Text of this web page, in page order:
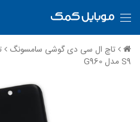
تاچ ال سی دی گوشی سامسونگ
S9 مدل G960